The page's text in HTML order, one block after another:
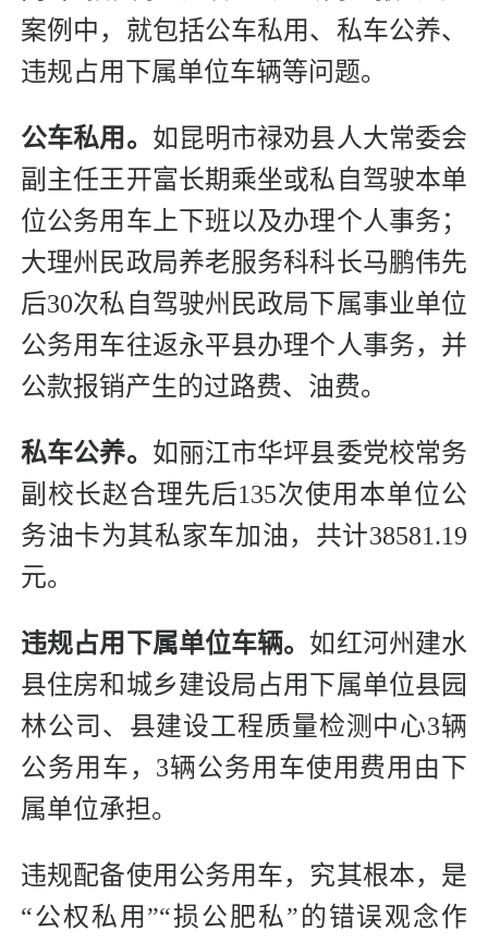
案例中，就包括公车私用、私车公养、
违规占用下属单位车辆等问题。
公车私用。 如昆明市禄劝县人大常委会
副主任王开富长期乘坐或私自驾驶本单
位公务用车上下班以及办理个人事务；
大理州民政局养老服务科科长马鹏伟先
后30次私自驾驶州民政局下属事业单位
公务用车往返永平县办理个人事务，并
公款报销产生的过路费、油费。
私车公养。 如丽江市华坪县委党校常务
副校长赵合理先后135次使用本单位公
务油卡为其私家车加油，共计38581.19
元。
违规占用下属单位车辆。 如红河州建水
县住房和城乡建设局占用下属单位县园
林公司、县建设工程质量检测中心3辆
公务用车，3辆公务用车使用费用由下
属单位承担。
违规配备使用公务用车，究其根本，是
“公权私用”“损公肥私”的错误观念作